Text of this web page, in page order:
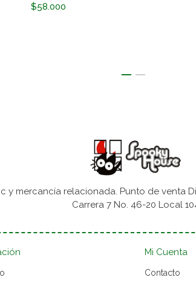
$58.000
y mercancía relacionada. Punto de venta
Carrera 7 No. 46-20 Local
Mi Cuenta
Contacto